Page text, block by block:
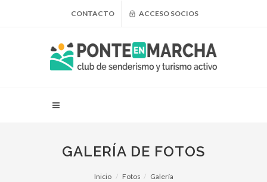
CONTACTO ACCESO SOCIOS
GALERÍA DE FOTOS
Inicio Fotos Galería